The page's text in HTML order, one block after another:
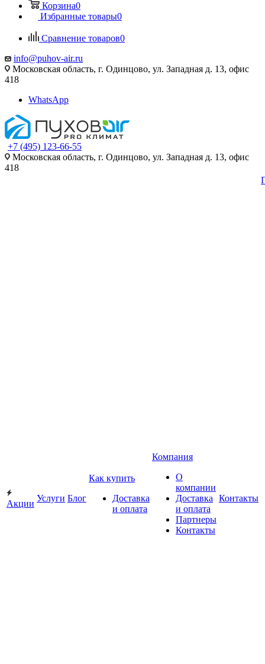
Корзина0
Избранные товары0
Сравнение товаров0
info@puhov-air.ru
Московская область, г. Одинцово, ул. Западная д. 13, офис
418
WhatsApp
+7 (495) 123-66-55
Московская область, г. Одинцово, ул. Западная д. 13, офис
418
Акции
Услуги Блог
Как купить
Доставка
и оплата
Компания
О
компании
Доставка
и оплата
Партнеры
Контакты
Контакты